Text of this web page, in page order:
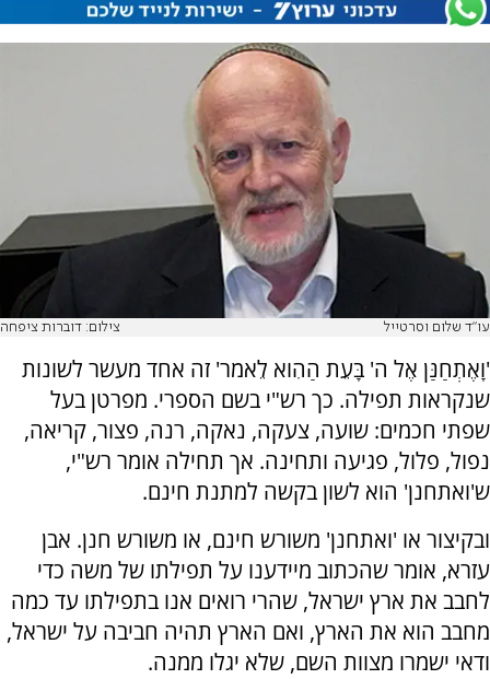
עו"ד שלום וסרטייל צילום: דוברות ציפחה
'וָאֶתְחַנַּן אֶל ה' בָּעֵת הַהִוא לֵאמֹר' זה אחד מעשר לשונות
שנקראות תפילה. כך רש"י בשם הספרי. מפרטן בעל
שפתי חכמים: שועה, צעקה, נאקה, רנה, פצור, קריאה,
נפול, פלול, פגיעה ותחינה. אך תחילה אומר רש"י,
ש'ואתחנן' הוא לשון בקשה למתנת חינם.
ובקיצור או 'ואתחנן' משורש חינם, או משורש חנן. אבן
עזרא, אומר שהכתוב מיידענו על תפילתו של משה כדי
לחבב את ארץ ישראל, שהרי רואים אנו בתפילתו עד כמה
מחבב הוא את הארץ, ואם הארץ תהיה חביבה על ישראל,
ודאי ישמרו מצוות השם, שלא יגלו ממנה.